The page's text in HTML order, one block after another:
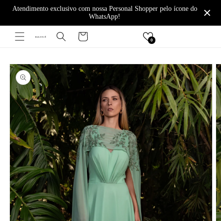
Atendimento exclusivo com nossa Personal Shopper pelo ícone do
WhatsApp!
para o
Carrinho 0
as
informações
do produto